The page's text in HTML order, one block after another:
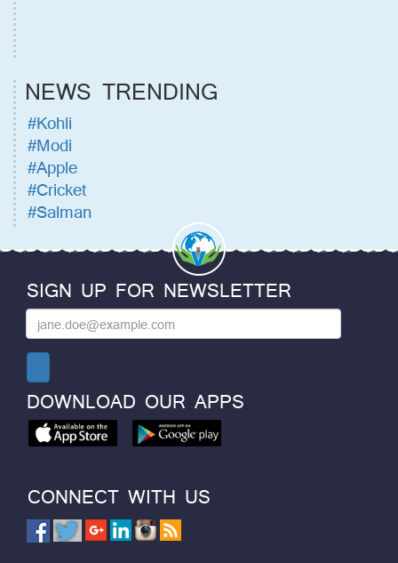
NEWS TRENDING
#Kohli
#Modi
#Apple
#Cricket
#Salman
SIGN UP FOR NEWSLETTER
DOWNLOAD OUR APPS
CONNECT WITH US